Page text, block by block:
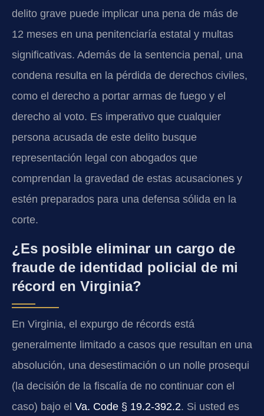
delito grave puede implicar una pena de más de
12 meses en una penitenciaría estatal y multas
significativas. Además de la sentencia penal, una
condena resulta en la pérdida de derechos civiles,
como el derecho a portar armas de fuego y el
derecho al voto. Es imperativo que cualquier
persona acusada de este delito busque
representación legal con abogados que
comprendan la gravedad de estas acusaciones y
estén preparados para una defensa sólida en la
corte.
¿Es posible eliminar un cargo de
fraude de identidad policial de mi
récord en Virginia?
En Virginia, el expurgo de récords está
generalmente limitado a casos que resultan en una
absolución, una desestimación o un nolle prosequi
(la decisión de la fiscalía de no continuar con el
caso) bajo el Va. Code § 19.2-392.2. Si usted es